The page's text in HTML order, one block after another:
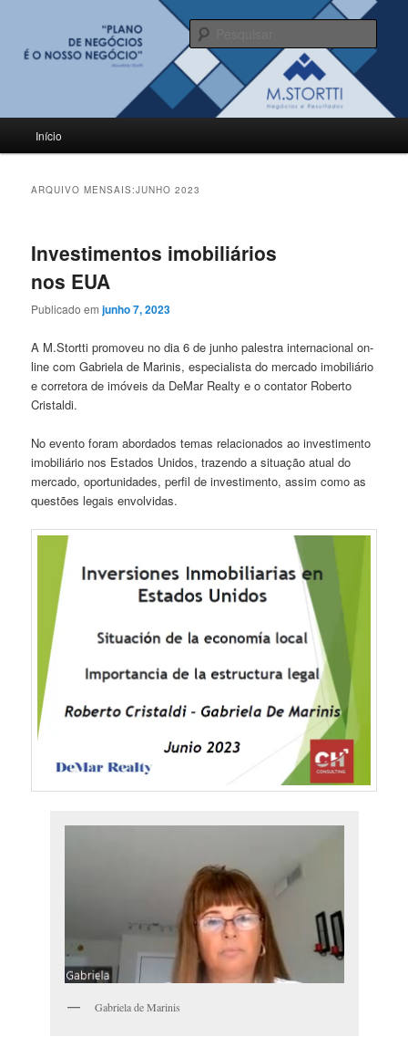
BLOG M.Stortti
principal
Início
ARQUIVO MENSAIS:JUNHO 2023
Investimentos imobiliários
nos EUA
Publicado emjunho 7, 2023
A M.Stortti promoveu no dia 6 de junho palestra internacional on-
line com Gabriela de Marinis, especialista do mercado imobiliário
e corretora de imóveis da DeMar Realty e o contator Roberto
Cristaldi.
No evento foram abordados temas relacionados ao investimento
imobiliário nos Estados Unidos, trazendo a situação atual do
mercado, oportunidades, perfil de investimento, assim como as
questões legais envolvidas.
Gabriela de Marinis